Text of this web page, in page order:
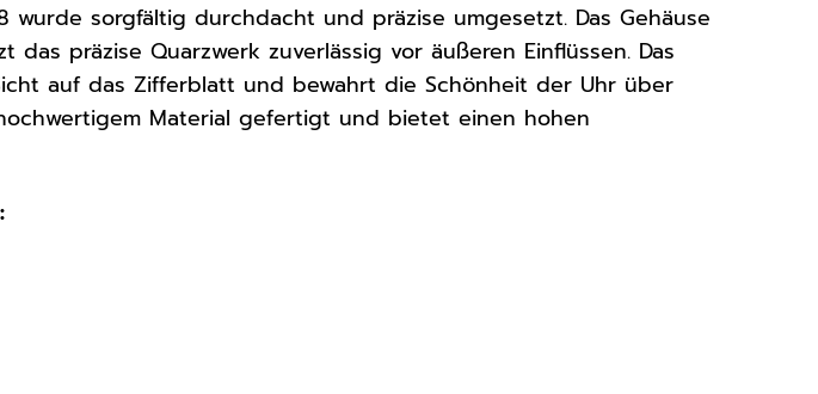
wurde sorgfältig durchdacht und präzise umgesetzt. Das Gehäuse
das präzise Quarzwerk zuverlässig vor äußeren Einflüssen. Das
auf das Zifferblatt und bewahrt die Schönheit der Uhr über
Material gefertigt und bietet einen hohen